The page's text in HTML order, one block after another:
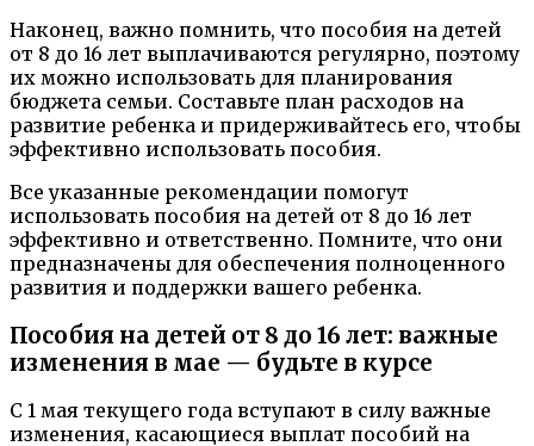
Наконец, важно помнить, что пособия на детей
от 8 до 16 лет выплачиваются регулярно, поэтому
их можно использовать для планирования
бюджета семьи. Составьте план расходов на
развитие ребенка и придерживайтесь его, чтобы
эффективно использовать пособия.
Все указанные рекомендации помогут
использовать пособия на детей от 8 до 16 лет
эффективно и ответственно. Помните, что они
предназначены для обеспечения полноценного
развития и поддержки вашего ребенка.
Пособия на детей от 8 до 16 лет: важные
изменения в мае — будьте в курсе
С 1 мая текущего года вступают в силу важные
изменения, касающиеся выплат пособий на